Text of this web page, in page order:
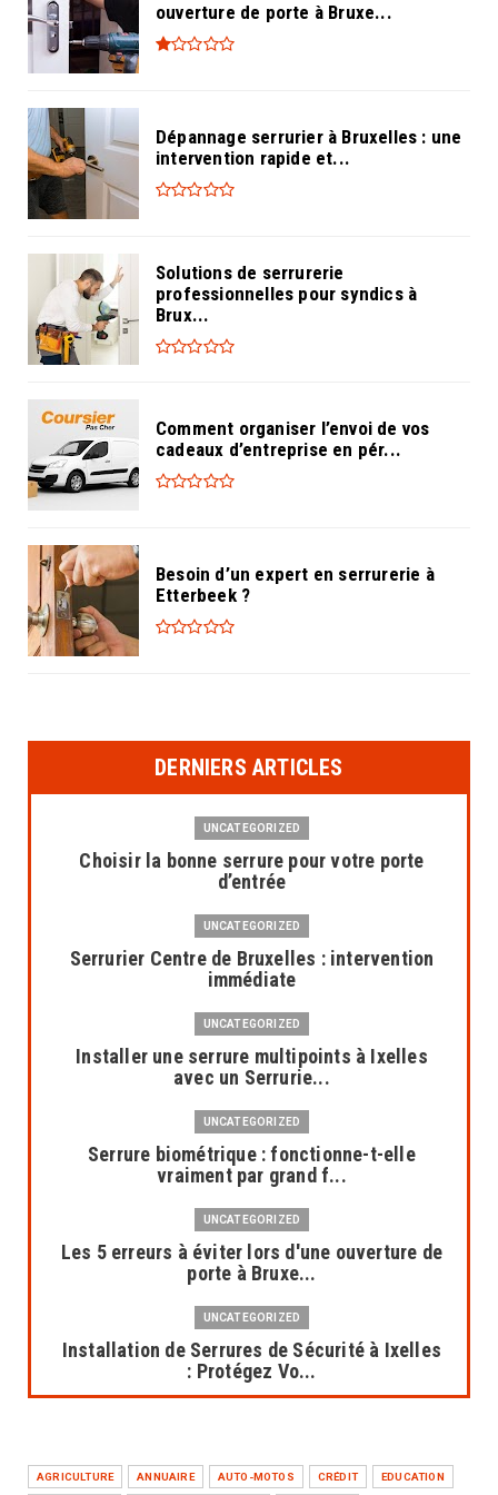
ouverture de porte à Bruxe...
Dépannage serrurier à Bruxelles : une
intervention rapide et...
Solutions de serrurerie
professionnelles pour syndics à
Brux...
Comment organiser l’envoi de vos
cadeaux d’entreprise en pér...
Besoin d’un expert en serrurerie à
Etterbeek ?
DERNIERS ARTICLES
UNCATEGORIZED
Choisir la bonne serrure pour votre porte
d’entrée
UNCATEGORIZED
Serrurier Centre de Bruxelles : intervention
immédiate
UNCATEGORIZED
Installer une serrure multipoints à Ixelles
avec un Serrurie...
UNCATEGORIZED
Serrure biométrique : fonctionne-t-elle
vraiment par grand f...
UNCATEGORIZED
Les 5 erreurs à éviter lors d'une ouverture de
porte à Bruxe...
UNCATEGORIZED
Installation de Serrures de Sécurité à Ixelles
: Protégez Vo...
intervention rapide et...
AGRICULTURE ANNUAIRE AUTO-MOTOS CRÉDIT EDUCATION